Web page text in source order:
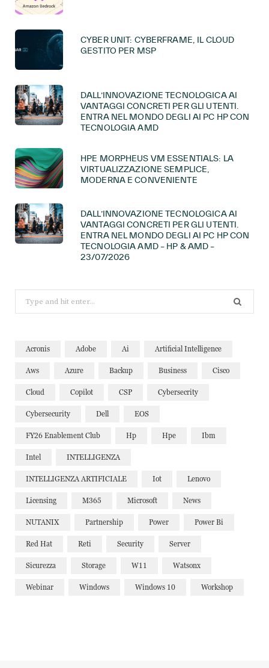
CYBER UNIT: CYBERFRAME, IL CLOUD
GESTITO PER MSP
DALL’INNOVAZIONE TECNOLOGICA AI
VANTAGGI CONCRETI PER GLI UTENTI.
ENTRA NEL MONDO DEGLI AI PC HP CON
TECNOLOGIA AMD
HPE MORPHEUS VM ESSENTIALS: LA
VIRTUALIZZAZIONE SEMPLICE,
MODERNA E CONVENIENTE
DALL’INNOVAZIONE TECNOLOGICA AI
VANTAGGI CONCRETI PER GLI UTENTI.
ENTRA NEL MONDO DEGLI AI PC HP CON
TECNOLOGIA AMD – HP & AMD –
23/07/2026
for:
Acronis Adobe Ai Artificial Intelligence
Aws Azure Backup Business Cisco
Cloud Copilot CSP Cybersecrity
Cybersecurity Dell EOS
FY26 Enablement Club Hp Hpe Ibm
Intel INTELLIGENZA
INTELLIGENZA ARTIFICIALE Iot Lenovo
Licensing M365 Microsoft News
NUTANIX Partnership Power Power Bi
Red Hat Reti Security Server
Sicurezza Storage W11 Watsonx
Webinar Windows Windows 10 Workshop